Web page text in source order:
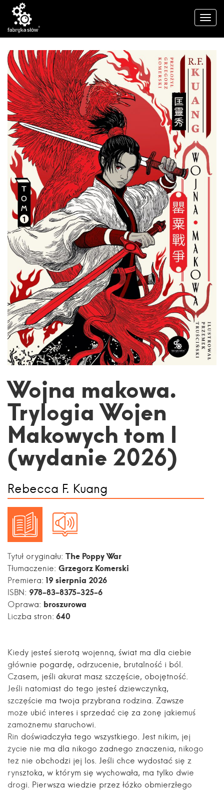
Wojna makowa.
Trylogia Wojen
Makowych tom I
(wydanie 2026)
Rebecca F. Kuang
Tytuł oryginału: The Poppy War
Tłumaczenie: Grzegorz Komerski
Premiera: 19 sierpnia 2026
ISBN: 978-83-8375-325-6
Oprawa: broszurowa
Liczba stron: 640
Kiedy jesteś sierotą wojenną, świat ma dla ciebie
głównie pogardę, odrzucenie, brutalność i ból.
Czasem, jeśli akurat masz szczęście, obojętność.
Jeśli natomiast do tego jesteś dziewczynką,
szczęście ma twoja przybrana rodzina. Zawsze
może ubić interes i sprzedać cię za żonę jakiemuś
zamożnemu staruchowi.
Rin doświadczyła tego wszystkiego. Jest nikim, jej
życie nie ma dla nikogo żadnego znaczenia, nikogo
też nie obchodzi jej los. Jeśli chce wydostać się z
rynsztoka, w którym się wychowała, ma tylko dwie
drogi. Pierwsza wiedzie przez łóżko obmierzłego